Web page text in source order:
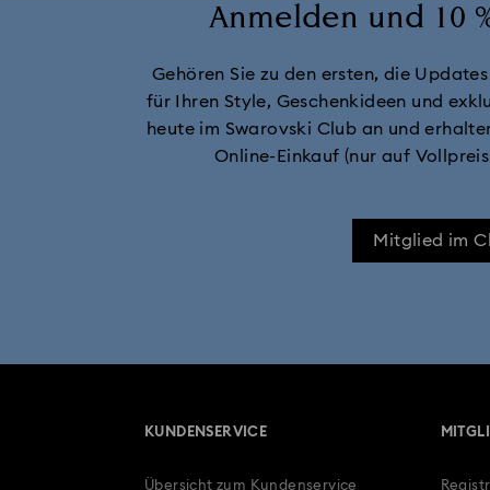
Hyperbola Kollektion Idyllia
Lucent Kollektion Luna
Matrix Vittore Kollektion
Abschlussgeschenke Apák Napi
Anmelden und 10
Gehören Sie zu den ersten, die
für Ihren Style, Geschenkideen und
heute im Swarovski Club an und
Online-Einkauf (nur auf
Mitglied im
KUNDENSERVICE
Übersicht zum Kundenservice